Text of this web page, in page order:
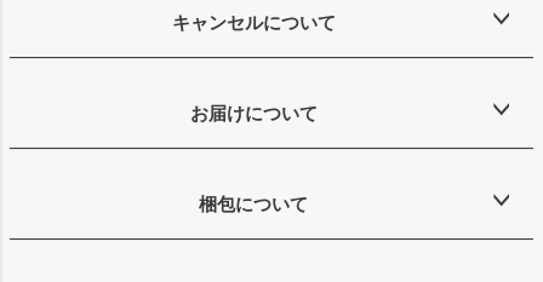
キャンセルについて
お届けについて
梱包について